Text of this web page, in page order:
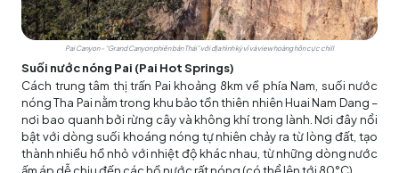
Pai Canyon – “Grand Canyon phiên bản Thái” với địa hình kỳ vĩ và view hoàng hôn cực chill
Suối nước nóng Pai (Pai Hot Springs)
Cách trung tâm thị trấn Pai khoảng 8km về phía Nam, suối nước
nóng Tha Pai nằm trong khu bảo tồn thiên nhiên Huai Nam Dang –
nơi bao quanh bởi rừng cây và không khí trong lành. Nơi đây nổi
bật với dòng suối khoáng nóng tự nhiên chảy ra từ lòng đất, tạo
thành nhiều hồ nhỏ với nhiệt độ khác nhau, từ những dòng nước
ấm áp dễ chịu đến các hồ nước rất nóng (có thể lên tới 80°C).